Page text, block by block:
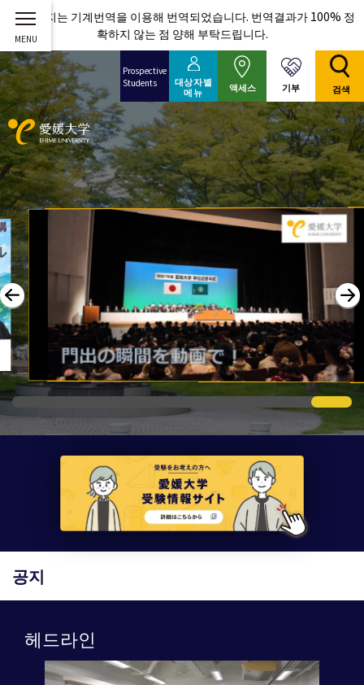
이 페이지는 기계번역을 이용해 번역되었습니다. 번역결과가 100% 정
확하지 않는 점 양해 부탁드립니다.
Prospective
Students
대상자별
메뉴
액세스 기부 검색
공지
헤드라인